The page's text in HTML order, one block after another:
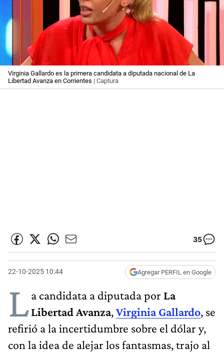
Virginia Gallardo es la primera candidata a diputada nacional de La
Libertad Avanza en Corrientes | Captura
35
22-10-2025 10:44 Agregar PERFIL en Google
La candidata a diputada por La
Libertad Avanza,Virginia Gallardo, se
refirió a la incertidumbre sobre el dólar y,
con la idea de alejar los fantasmas, trajo al